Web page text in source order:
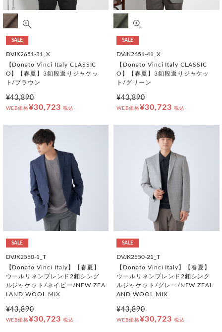
SALE
DVJK2651-31_X
【Donato Vinci Italy CLASSIC
O】【春夏】3釦段返りジャケッ
ト/ブラウン
¥43,890
WEB価格¥30,723 税込
SALE
DVJK2651-41_X
【Donato Vinci Italy CLASSIC
O】【春夏】3釦段返りジャケッ
ト/グリーン
¥43,890
WEB価格¥30,723 税込
SALE
DVJK2550-1_T
【Donato Vinci Italy】【春夏】
ウールリネンブレンド2釦シング
ルジャケット/ネイビー/NEW ZEA
LAND WOOL MIX
¥43,890
WEB価格¥30,723 税込
SALE
DVJK2550-21_T
【Donato Vinci Italy】【春夏】
ウールリネンブレンド2釦シング
ルジャケット/グレー/NEW ZEAL
AND WOOL MIX
¥43,890
WEB価格¥30,723 税込